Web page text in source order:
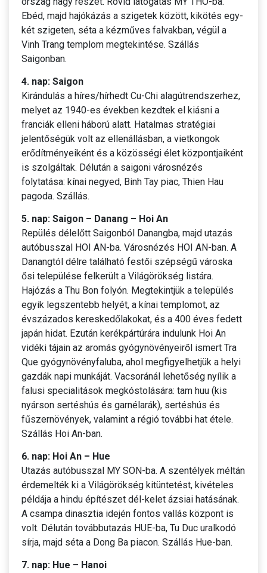
Ebéd, majd hajókázás a szigetek között, kikötés egy-
két szigeten, séta a kézműves falvakban, végül a
Vinh Trang templom megtekintése. Szállás
Saigonban.
4. nap: Saigon
Kirándulás a híres/hírhedt Cu-Chi alagútrendszerhez,
melyet az 1940-es években kezdtek el kiásni a
franciák elleni háború alatt. Hatalmas stratégiai
jelentőségük volt az ellenállásban, a vietkongok
erődítményeiként és a közösségi élet központjaiként
is szolgáltak. Délután a saigoni városnézés
folytatása: kínai negyed, Binh Tay piac, Thien Hau
pagoda. Szállás.
5. nap: Saigon – Danang – Hoi An
Repülés délelőtt Saigonból Danangba, majd utazás
autóbusszal HOI AN-ba. Városnézés HOI AN-ban. A
Danangtól délre található festői szépségű városka
ősi települése felkerült a Világörökség listára.
Hajózás a Thu Bon folyón. Megtekintjük a település
egyik legszentebb helyét, a kínai templomot, az
évszázados kereskedőlakokat, és a 400 éves fedett
japán hidat. Ezután kerékpártúrára indulunk Hoi An
vidéki tájain az aromás gyógynövényeiről ismert Tra
Que gyógynövényfaluba, ahol megfigyelhetjük a helyi
gazdák napi munkáját. Vacsoránál lehetőség nyílik a
falusi specialitások megkóstolására: tam huu (kis
nyárson sertéshús és garnélarák), sertéshús és
fűszernövények, valamint a régió további hat étele.
Szállás Hoi An-ban.
6. nap: Hoi An – Hue
Utazás autóbusszal MY SON-ba. A szentélyek méltán
érdemelték ki a Világörökség kitüntetést, kivételes
példája a hindu építészet dél-kelet ázsiai hatásának.
A csampa dinasztia idején fontos vallás központ is
volt. Délután továbbutazás HUE-ba, Tu Duc uralkodó
sírja, majd séta a Dong Ba piacon. Szállás Hue-ban.
7. nap: Hue – Hanoi